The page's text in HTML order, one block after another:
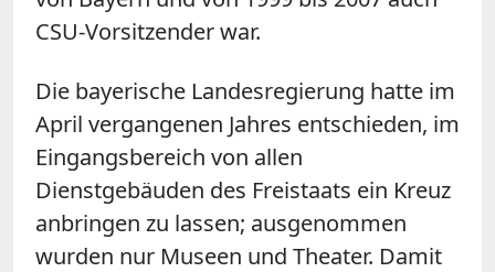
CSU-Vorsitzender war.
Die bayerische Landesregierung hatte im
April vergangenen Jahres entschieden, im
Eingangsbereich von allen
Dienstgebäuden des Freistaats ein Kreuz
anbringen zu lassen; ausgenommen
wurden nur Museen und Theater. Damit